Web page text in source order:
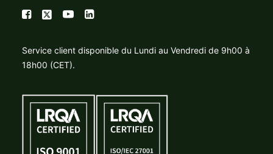
Service client disponible du Lundi au Vendredi de 9h00 à
18h00 (CET).